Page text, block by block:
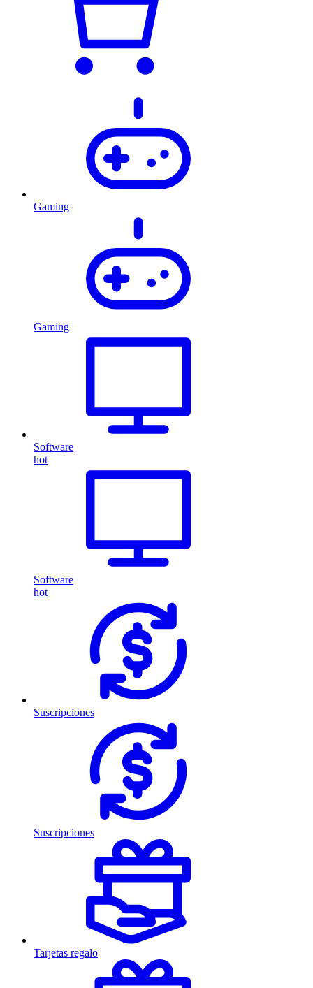
Gaming
Gaming
Software
hot
Software
hot
Suscripciones
Suscripciones
Tarjetas regalo